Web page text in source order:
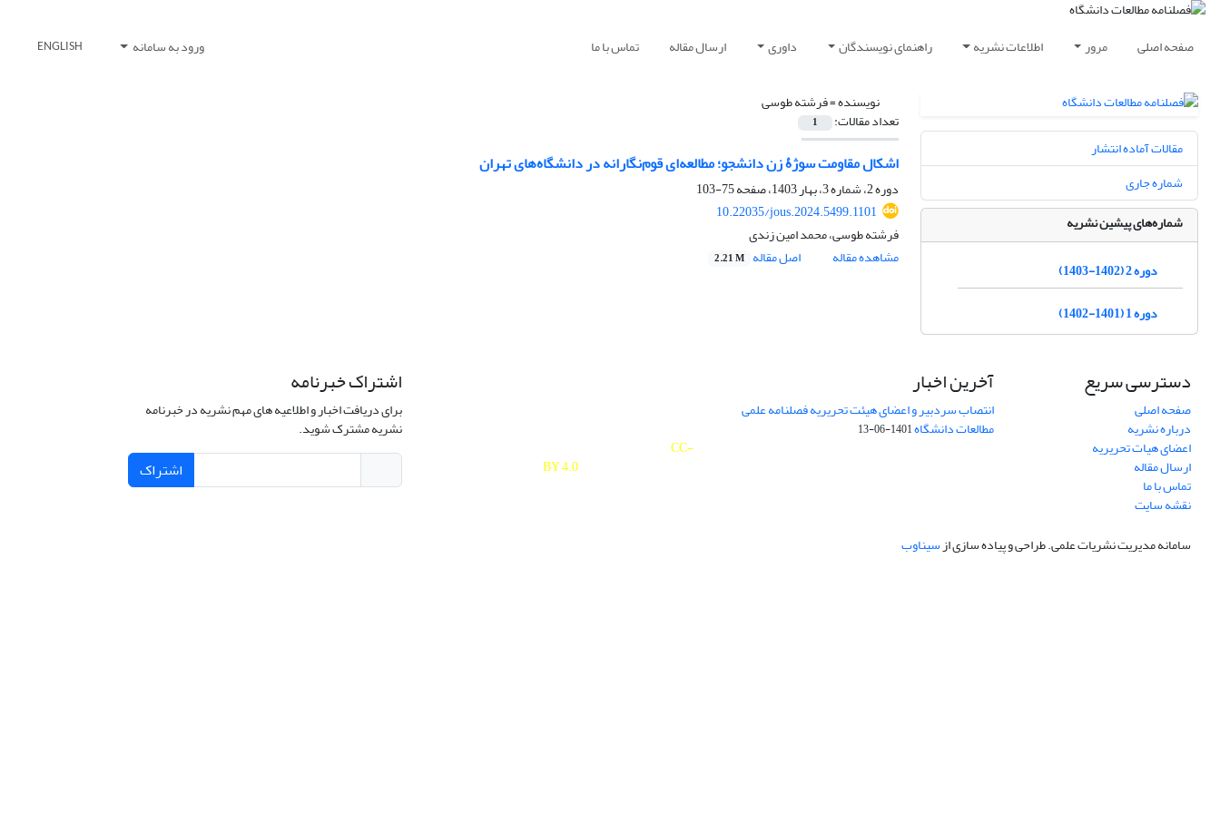
صفحه اصلی مرور اطلاعات نشریه راهنمای نویسندگان داوری ارسال مقاله تماس با ما ورود به سامانه ENGLISH
نویسنده =فرشته طوسی
تعداد مقالات: 1
اشکال مقاومت سوژۀ زن دانشجو؛ مطالعه‌ای قوم‌نگارانه در دانشگاه‌های تهران
دوره 2، شماره 3، بهار 1403، صفحه
75-103
10.22035/jous.2024.5499.1101
فرشته طوسی، محمد امین زندی
مشاهده مقاله
اصل مقاله 2.21 M
مقالات آماده انتشار
شماره جاری
شماره‌های پیشین نشریه
دوره 2 (1402-1403)
دوره 1 (1401-1402)
دسترسی سریع
صفحه اصلی
درباره نشریه
اعضای هیات تحریریه
ارسال مقاله
تماس با ما
نقشه سایت
آخرین اخبار
انتصاب سردبیر و اعضای هیئت تحریریه فصلنامه علمی
مطالعات دانشگاه1401-06-13
CC-
BY 4.0
اشتراک خبرنامه
برای دریافت اخبار و اطلاعیه های مهم نشریه در خبرنامه
نشریه مشترک شوید.
اشتراک
سامانه مدیریت نشریات علمی.طراحی و پیاده سازی ازسیناوب